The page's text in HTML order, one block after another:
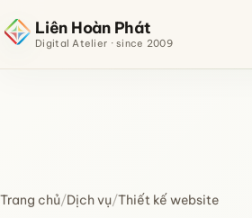
Liên Hoàn Phát
Digital Atelier · since 2009
Trang chủ/Dịch vụ/Thiết kế website